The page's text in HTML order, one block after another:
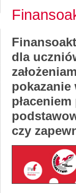
dla
czy